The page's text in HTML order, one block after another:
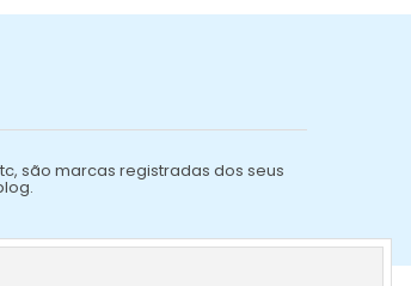
são marcas registradas dos seus